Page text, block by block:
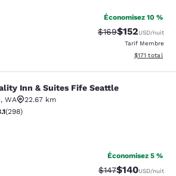
Économisez 10 %
Tarif barré :
$169Tarif réduit :
$152USD/nuit
Tarif Membre
Afficher les
$171 total
Suites Fife Seattle
Inn & Suites Fife Seattle
, WA
22.67 km
étoiles. Bien. 298 commentaires
(298)
Économisez 5 %
Tarif barré :
$147Tarif réduit :
$140USD/nuit